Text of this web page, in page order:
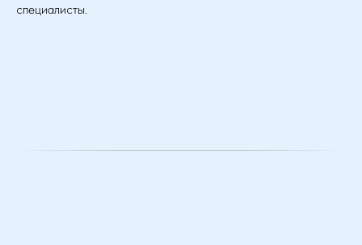
специалисты.